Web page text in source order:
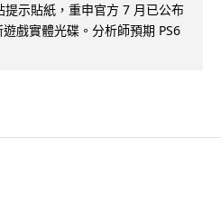
示貼紙，重申官方 7 月已公布
戲實體光碟。分析師預期 PS6